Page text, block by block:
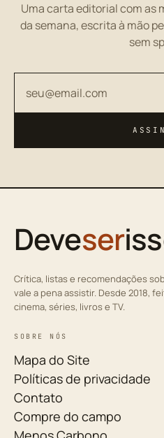
Uma carta editorial com as
da semana, escrita à mão
sem
Deveser
Crítica, listas e recomendações
vale a pena assistir. Desde 2018,
cinema, séries, livros e TV.
SOBRE NÓS
Mapa do Site
Políticas de privacidade
Contato
Compre do campo